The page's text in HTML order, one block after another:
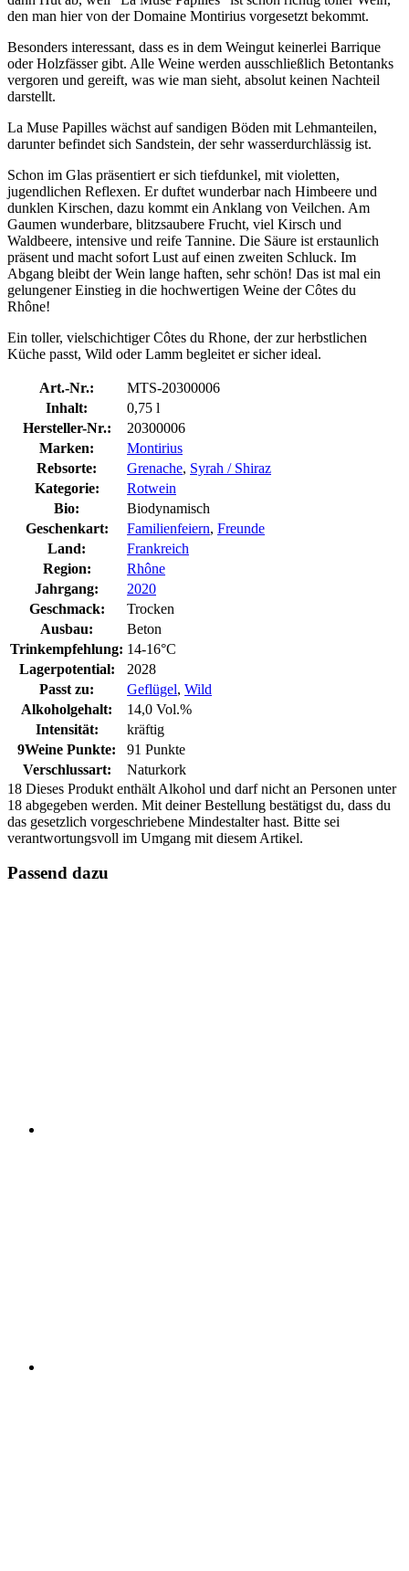
den man hier von der Domaine Montirius vorgesetzt bekommt.
Besonders interessant, dass es in dem Weingut keinerlei Barrique
oder Holzfässer gibt. Alle Weine werden ausschließlich Betontanks
vergoren und gereift, was wie man sieht, absolut keinen Nachteil
darstellt.
La Muse Papilles wächst auf sandigen Böden mit Lehmanteilen,
darunter befindet sich Sandstein, der sehr wasserdurchlässig ist.
Schon im Glas präsentiert er sich tiefdunkel, mit violetten,
jugendlichen Reflexen. Er duftet wunderbar nach Himbeere und
dunklen Kirschen, dazu kommt ein Anklang von Veilchen. Am
Gaumen wunderbare, blitzsaubere Frucht, viel Kirsch und
Waldbeere, intensive und reife Tannine. Die Säure ist erstaunlich
präsent und macht sofort Lust auf einen zweiten Schluck. Im
Abgang bleibt der Wein lange haften, sehr schön! Das ist mal ein
gelungener Einstieg in die hochwertigen Weine der Côtes du
Rhône!
Ein toller, vielschichtiger Côtes du Rhone, der zur herbstlichen
Küche passt, Wild oder Lamm begleitet er sicher ideal.
Art.-Nr.:
MTS-20300006
Inhalt:
0,75 l
Hersteller-Nr.:
20300006
Marken:
Montirius
Rebsorte:
Grenache, Syrah / Shiraz
Kategorie:
Rotwein
Bio:
Biodynamisch
Geschenkart:
Familienfeiern, Freunde
Land:
Frankreich
Region:
Rhône
Jahrgang:
2020
Geschmack:
Trocken
Ausbau:
Beton
Trinkempfehlung: 14-16°C
Lagerpotential:
2028
Passt zu:
Geflügel, Wild
Alkoholgehalt:
14,0 Vol.%
Intensität:
kräftig
9Weine Punkte:
91 Punkte
Verschlussart:
Naturkork
18 Dieses Produkt enthält Alkohol und darf nicht an Personen unter
18 abgegeben werden. Mit deiner Bestellung bestätigst du, dass du
das gesetzlich vorgeschriebene Mindestalter hast. Bitte sei
verantwortungsvoll im Umgang mit diesem Artikel.
Passend dazu